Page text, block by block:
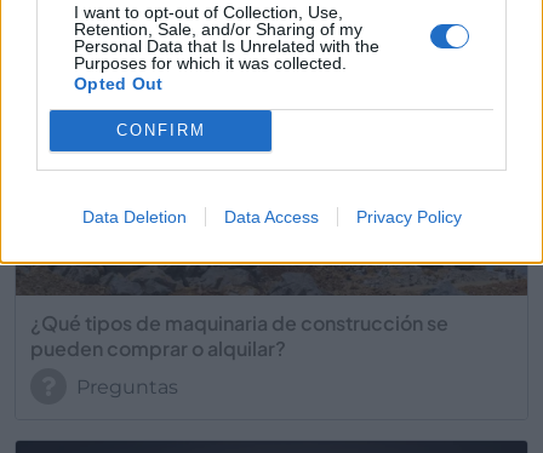
I want to opt-out of Collection, Use,
Retention, Sale, and/or Sharing of my
Personal Data that Is Unrelated with the
Purposes for which it was collected.
Opted Out
CONFIRM
Data Deletion Data Access Privacy Policy
¿Qué tipos de maquinaria de construcción se
pueden comprar o alquilar?
Preguntas
2021SEP 22